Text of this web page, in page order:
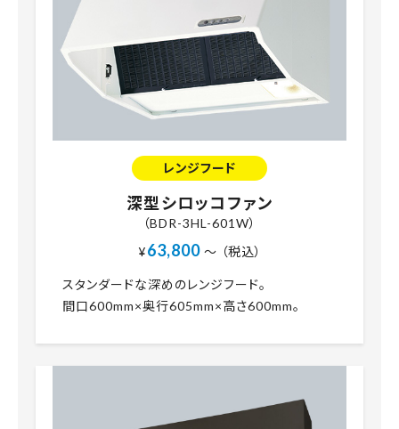
レンジフード
深型シロッコファン
（BDR-3HL-601W）
¥63,800～ （税込）
スタンダードな深めのレンジフード。
間口600mm×奥行605mm×高さ600mm。